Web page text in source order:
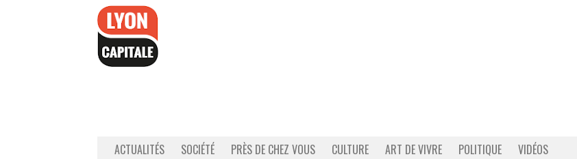
ACTUALITÉS SOCIÉTÉ PRÈS DE CHEZ VOUS CULTURE ART DE VIVRE POLITIQUE VIDÉOS